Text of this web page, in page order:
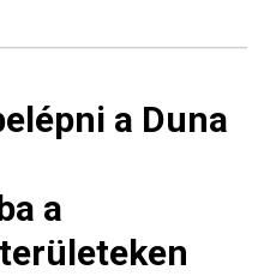
a Duna
a